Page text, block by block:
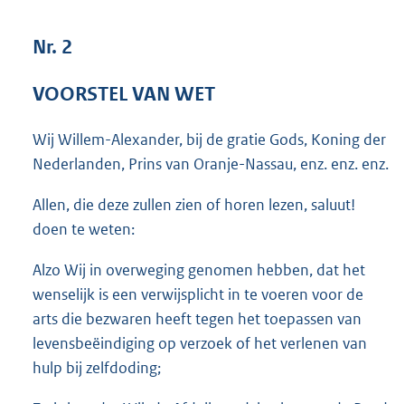
Nr. 2
VOORSTEL VAN WET
Wij Willem-Alexander, bij de gratie Gods, Koning der
Nederlanden, Prins van Oranje-Nassau, enz. enz. enz.
Allen, die deze zullen zien of horen lezen, saluut!
doen te weten:
Alzo Wij in overweging genomen hebben, dat het
wenselijk is een verwijsplicht in te voeren voor de
arts die bezwaren heeft tegen het toepassen van
levensbeëindiging op verzoek of het verlenen van
hulp bij zelfdoding;